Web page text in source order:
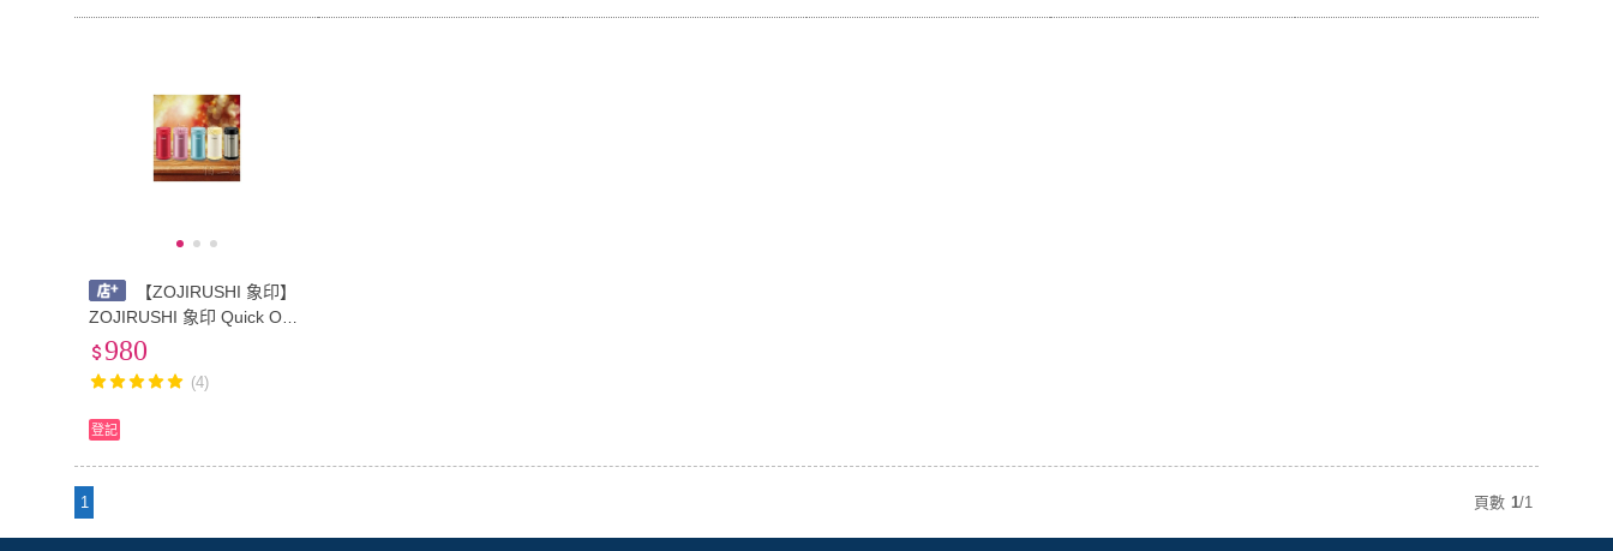
【ZOJIRUSHI 象印】
ZOJIRUSHI 象印 Quick Ope
n不鏽鋼悶燒杯/悶燒罐/保溫
980
(4)
登記
1 頁數 1/1